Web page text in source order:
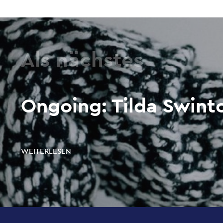
Als nächstes
Ongoing: Tilda
WEITERLESEN